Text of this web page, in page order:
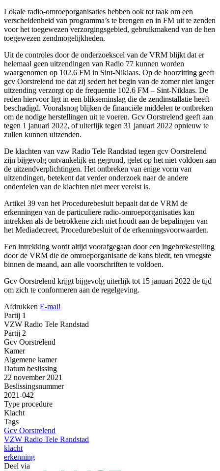
Lokale radio-omroeporganisaties hebben ook tot taak om een
verscheidenheid van programma’s te brengen en in FM uit te zenden
voor het toegewezen verzorgingsgebied, gebruikmakend van de hen
toegewezen zendmogelijkheden.
Uit de controles door de onderzoekscel van de VRM blijkt dat er
helemaal geen uitzendingen van Radio 77 kunnen worden
waargenomen op 102.6 FM in Sint-Niklaas. Op de hoorzitting geeft
gcv Oorstrelend toe dat zij sedert het begin van de zomer niet langer
uitzending verzorgt op de frequentie 102.6 FM – Sint-Niklaas. De
reden hiervoor ligt in een blikseminslag die de zendinstallatie heeft
beschadigd. Vooralsnog blijken de financiële middelen te ontbreken
om de nodige herstellingen uit te voeren. Gcv Oorstrelend geeft aan
tegen 1 januari 2022, of uiterlijk tegen 31 januari 2022 opnieuw te
zullen kunnen uitzenden.
De klachten van vzw Radio Tele Randstad tegen gcv Oorstrelend
zijn bijgevolg ontvankelijk en gegrond, gelet op het niet voldoen aan
de uitzendverplichtingen. Het ontbreken van enige vorm van
uitzendingen, betekent dat verder onderzoek naar de andere
onderdelen van de klachten niet meer vereist is.
Artikel 39 van het Procedurebesluit bepaalt dat de VRM de
erkenningen van de particuliere radio-omroeporganisaties kan
intrekken als de betrokkene zich niet houdt aan de bepalingen van
het Mediadecreet, Procedurebesluit of de erkenningsvoorwaarden.
Een intrekking wordt altijd voorafgegaan door een ingebrekestelling
door de VRM die de omroeporganisatie de kans biedt, ten vroegste
binnen de maand, aan alle voorschriften te voldoen.
Gcv Oorstrelend krijgt bijgevolg uiterlijk tot 15 januari 2022 de tijd
om zich te conformeren aan de regelgeving.
Afdrukken E-mail
Partij 1
VZW Radio Tele Randstad
Partij 2
Gcv Oorstrelend
Kamer
Algemene kamer
Datum beslissing
22 november 2021
Beslissingsnummer
2021-042
Type procedure
Klacht
Tags
Gcv Oorstrelend
VZW Radio Tele Randstad
klacht
erkenning
Deel via